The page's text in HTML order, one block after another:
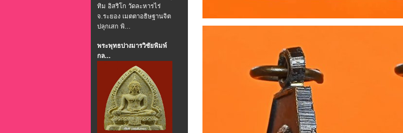
ทิม อิสริโก วัดละหารไร่
จ.ระยอง เมตตาอธิษฐานจิต
ปลุกเสก พิ...
พระพุทธปางมารวิชัยพิมพ์
กล...